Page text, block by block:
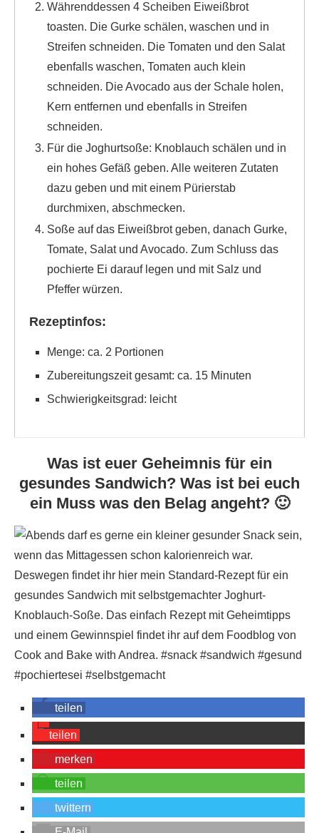
Währenddessen 4 Scheiben Eiweißbrot
toasten. Die Gurke schälen, waschen und in
Streifen schneiden. Die Tomaten und den Salat
ebenfalls waschen, Tomaten auch klein
schneiden. Die Avocado aus der Schale holen,
Kern entfernen und ebenfalls in Streifen
schneiden.
Für die Joghurtsoße: Knoblauch schälen und in
ein hohes Gefäß geben. Alle weiteren Zutaten
dazu geben und mit einem Pürierstab
durchmixen, abschmecken.
Soße auf das Eiweißbrot geben, danach Gurke,
Tomate, Salat und Avocado. Zum Schluss das
pochierte Ei darauf legen und mit Salz und
Pfeffer würzen.
Rezeptinfos:
Menge: ca. 2 Portionen
Zubereitungszeit gesamt: ca. 15 Minuten
Schwierigkeitsgrad: leicht
Was ist euer Geheimnis für ein
gesundes Sandwich? Was ist bei euch
ein Muss was den Belag angeht? 🙂
teilen
teilen
merken
teilen
twittern